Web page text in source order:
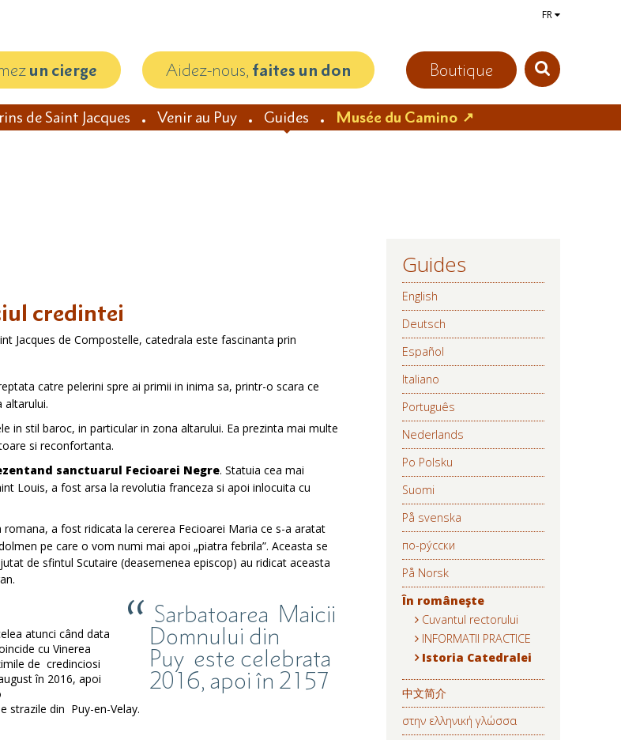
FR
Boutique
un cierge Aidez-nous, faites un don
de Saint Jacques Venir au Puy Guides Musée du Camino
NAVIGATION
Guides
English
Deutsch
Español
Italiano
Português
Nederlands
Po Polsku
Suomi
På svenska
по-ру́сски
På Norsk
În româneşte
Cuvantul rectorului
INFORMATII PRACTICE
Istoria Catedralei
中文简介
στην ελληνική γλώσσα
credintei
Jacques de Compostelle, catedrala este fascinanta prin
catre pelerini spre ai primii in inima sa, printr-o scara ce
altarului.
stil baroc, in particular in zona altarului. Ea prezinta mai multe
si reconfortanta.
sanctuarul Fecioarei Negre. Statuia cea mai
Louis, a fost arsa la revolutia franceza si apoi inlocuita cu
a fost ridicata la cererea Fecioarei Maria ce s-a aratat
pe care o vom numi mai apoi „piatra febrila”. Aceasta se
de sfintul Scutaire (deasemenea episcop) au ridicat aceasta
Sarbatoarea Maicii
Domnului din
Puy este celebrata în
2016, apoi în 2157
atunci când data
cu Vinerea
de credinciosi
în 2016, apoi
strazile din Puy-en-Velay.